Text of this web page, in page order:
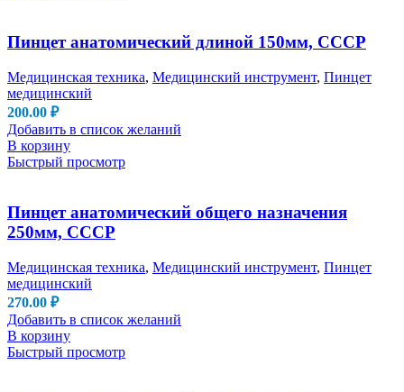
Пинцет анатомический длиной 150мм, СССР
Медицинская техника, Медицинский инструмент, Пинцет
медицинский
200.00 ₽
Добавить в список желаний
В корзину
Быстрый просмотр
Пинцет анатомический общего назначения
250мм, СССР
Медицинская техника, Медицинский инструмент, Пинцет
медицинский
270.00 ₽
Добавить в список желаний
В корзину
Быстрый просмотр